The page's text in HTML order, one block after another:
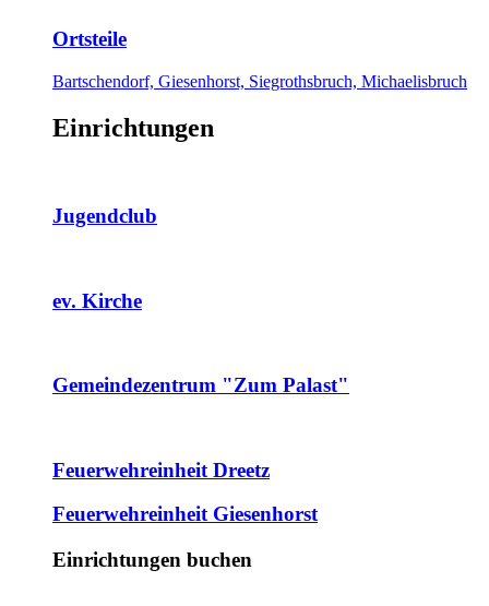
Ortsteile
Bartschendorf, Giesenhorst, Siegrothsbruch, Michaelisbruch
Einrichtungen
Jugendclub
ev. Kirche
Gemeindezentrum "Zum Palast"
Feuerwehreinheit Dreetz
Feuerwehreinheit Giesenhorst
Einrichtungen buchen